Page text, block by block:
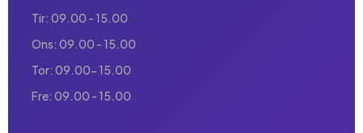
Tir: 09.00 - 15.00
Ons: 09.00 - 15.00
Tor: 09.00- 15.00
Fre: 09.00 - 15.00